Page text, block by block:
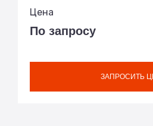
Цена
По запросу
ЗАПРОСИТЬ